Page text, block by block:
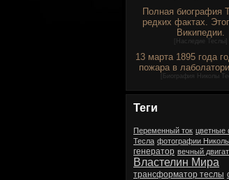
Полная биография
редких фактах.
Википедии.
Наследие Теслы]
13 марта 1895 года
пожара в
Биография Николы
Теги
Переменный ток цветные
Тесла фотографии
генератор вечный
Властелин Мира
трансформатор теслы